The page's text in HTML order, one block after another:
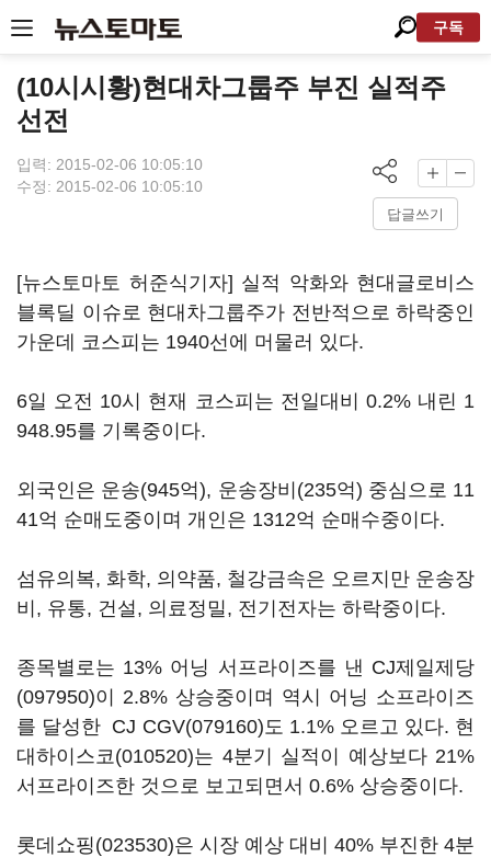
구독
(10시시황)현대차그룹주 부진 실적주
선전
입력: 2015-02-06 10:05:10
수정: 2015-02-06 10:05:10
답글쓰기
[뉴스토마토 허준식기자] 실적 악화와 현대글로비스
블록딜 이슈로 현대차그룹주가 전반적으로 하락중인
가운데 코스피는 1940선에 머물러 있다.
6일 오전 10시 현재 코스피는 전일대비 0.2% 내린 1
948.95를 기록중이다.
외국인은 운송(945억), 운송장비(235억) 중심으로 11
41억 순매도중이며 개인은 1312억 순매수중이다.
섬유의복, 화학, 의약품, 철강금속은 오르지만 운송장
비, 유통, 건설, 의료정밀, 전기전자는 하락중이다.
종목별로는 13% 어닝 서프라이즈를 낸 CJ제일제당
(097950)이 2.8% 상승중이며 역시 어닝 소프라이즈
를 달성한 CJ CGV(079160)도 1.1% 오르고 있다. 현
대하이스코(010520)는 4분기 실적이 예상보다 21%
서프라이즈한 것으로 보고되면서 0.6% 상승중이다.
롯데쇼핑(023530)은 시장 예상 대비 40% 부진한 4분